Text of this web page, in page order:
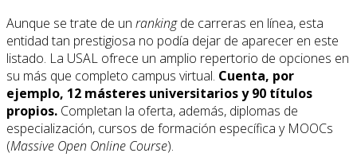
Aunque se trate de un rankingde carreras en línea, esta
entidad tan prestigiosa no podía dejar de aparecer en este
listado. La USAL ofrece un amplio repertorio de opciones en
su más que completo campus virtual. Cuenta, por
ejemplo, 12 másteres universitarios y 90 títulos
propios. Completan la oferta, además, diplomas de
especialización, cursos de formación específica y MOOCs
(Massive Open Online Course).